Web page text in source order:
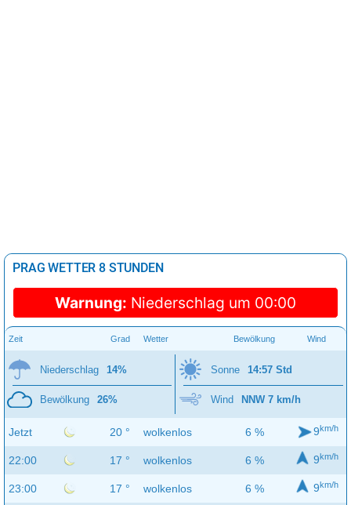
PRAG WETTER 8 STUNDEN
Warnung: Niederschlag um 00:00
Zeit Grad Wetter Bewölkung Wind
Niederschlag 14%
Bewölkung 26%
Sonne 14:57 Std
Wind NNW 7 km/h
Jetzt 20 ° wolkenlos 6 % 9km/h
22:00 17 ° wolkenlos 6 % 9km/h
23:00 17 ° wolkenlos 6 % 9km/h